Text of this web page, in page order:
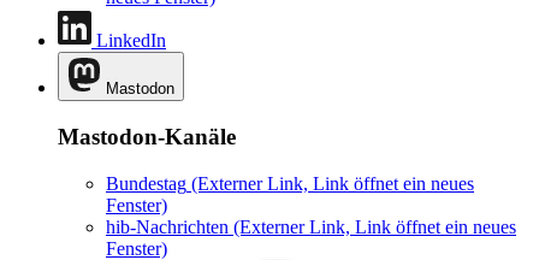
LinkedIn
Mastodon
Mastodon-Kanäle
Bundestag (Externer Link, Link öffnet ein neues
Fenster)
hib-Nachrichten (Externer Link, Link öffnet ein neues
Fenster)